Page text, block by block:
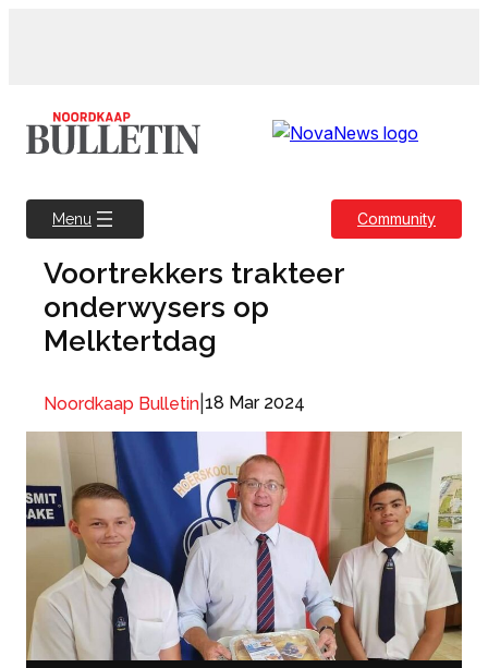
Menu Community
Voortrekkers trakteer
onderwysers op
Melktertdag
Noordkaap Bulletin 18 Mar 2024